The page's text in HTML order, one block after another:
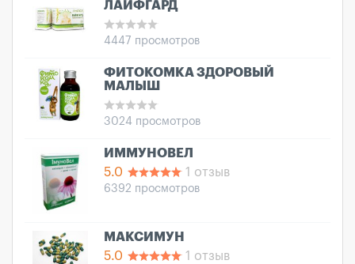
ЛАЙФГАРД
4447 просмотров
ФИТОКОМКА ЗДОРОВЫЙ
МАЛЫШ
3024 просмотров
ИММУНОВЕЛ
5.0
1 отзыв
6392 просмотров
МАКСИМУН
5.0
1 отзыв